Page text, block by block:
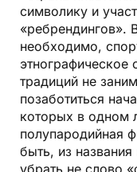
символику и
«ребрендингов».
необходимо,
этнографическое
традиций не
позаботиться
которых в одном
полупародийная
быть, из